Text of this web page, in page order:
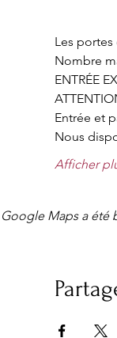
Les portes
Nombre
ENTRÉE
Entrée et
Nous
Afficher
Google Maps a été